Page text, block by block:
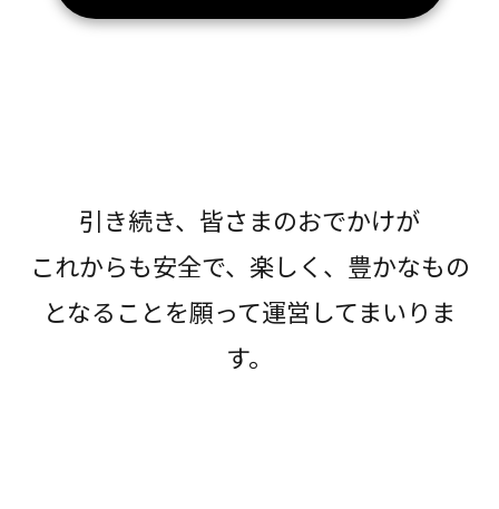
引き続き、皆さまのおでかけが
これからも安全で、楽しく、豊かなもの
となることを願って運営してまいりま
す。